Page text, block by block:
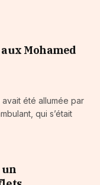
Mohamed
été allumée par
qui s’était
un